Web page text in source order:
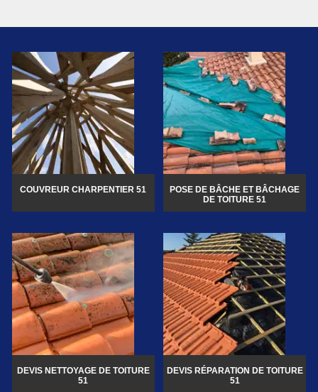
COUVREUR CHARPENTIER 51
POSE DE BÂCHE ET BÂCHAGE
DE TOITURE 51
DEVIS NETTOYAGE DE TOITURE
51
DEVIS RÉPARATION DE TOITURE
51